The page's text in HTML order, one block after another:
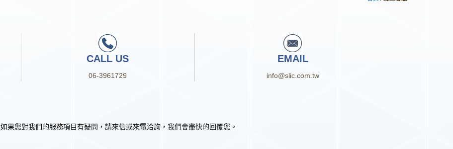
CALL US
06-3961729
EMAIL
info@slic.com.tw
如果您對我們的服務項目有疑問，請來信或來電洽詢，我們會盡快的回覆您。